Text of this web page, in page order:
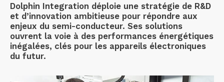
Dolphin Integration déploie une stratégie de R&D
et d’innovation ambitieuse pour répondre aux
enjeux du semi-conducteur. Ses solutions
ouvrent la voie à des performances énergétiques
inégalées, clés pour les appareils électroniques
du futur.